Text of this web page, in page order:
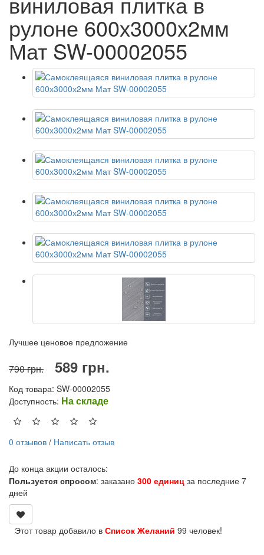
рулоне 600х3000х2мм
Мат SW-00002055
Лучшее ценовое предложение
790 грн. 589 грн.
Код товара: SW-00002055
Доступность: На складе
0 отзывов / Написать отзыв
До конца акции осталось:
Пользуется спросом: заказано 300 единиц за последние 7
дней
Этот товар добавило в Список Желаний 99 человек!